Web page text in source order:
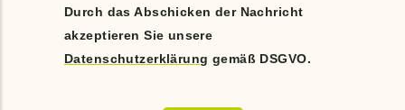
Durch das Abschicken der Nachricht
akzeptieren Sie unsere
Datenschutzerklärung gemäß DSGVO.